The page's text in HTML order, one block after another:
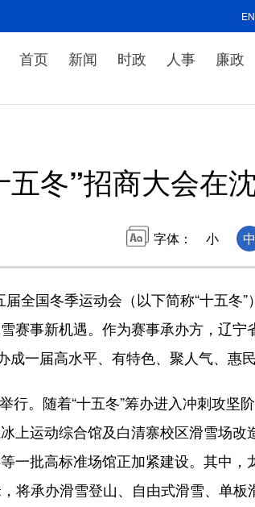
首页 新闻 时政 人事 廉政
五冬”招商大会在
字体： 小 中
国冬季运动会（以下简称“十五冬”
赛事新机遇。作为赛事承办方，辽
成一届高水平、有特色、聚人气、惠
。随着“十五冬”筹办进入冲刺攻坚
上运动综合馆及白清寨校区滑雪场
一批高标准场馆正加紧建设。其中，
将承办滑雪登山、自由式滑雪、单